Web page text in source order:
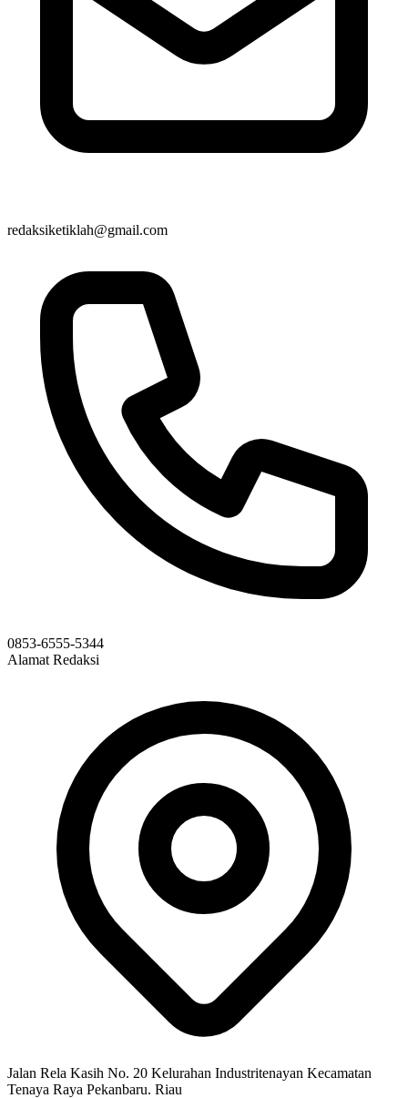
redaksiketiklah@gmail.com
0853-6555-5344
Alamat Redaksi
Jalan Rela Kasih No. 20 Kelurahan Industritenayan Kecamatan
Tenaya Raya Pekanbaru. Riau